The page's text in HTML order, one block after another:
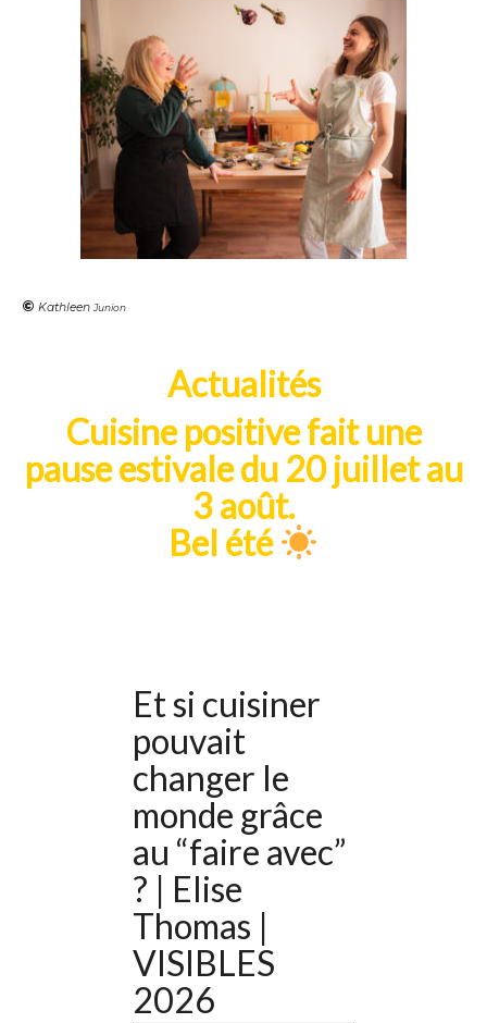
© Kathleen Junion
Actualités
Cuisine positive fait une
pause estivale du 20 juillet au
3 août.
Bel été
Et si cuisiner
pouvait
changer le
monde grâce
au “faire avec”
? | Elise
Thomas |
VISIBLES
2026